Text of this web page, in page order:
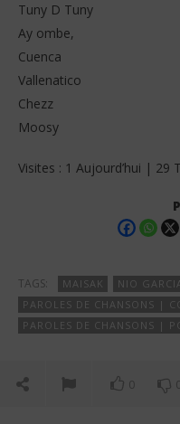
Tuny D Tuny
Ay ombe,
Cuenca
Vallenatico
Chezz
Moosy
Visites : 1 Aujourd’hui | 29
TAGS: MAISAK
NIO
PAROLES DE CHANSONS |
PAROLES DE CHANSONS |
0